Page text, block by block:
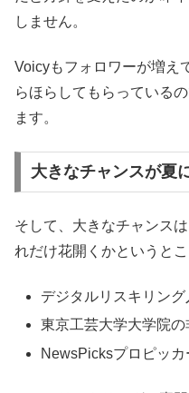
しません。
Voicyもフォロワーが増え
らほらしてもらっている
ます。
大きなチャンスが夏
そして、大きなチャンス
れだけ花開くかというと
デジタルリスキリング
東京工芸大学大学院の
NewsPicksプロピッカ